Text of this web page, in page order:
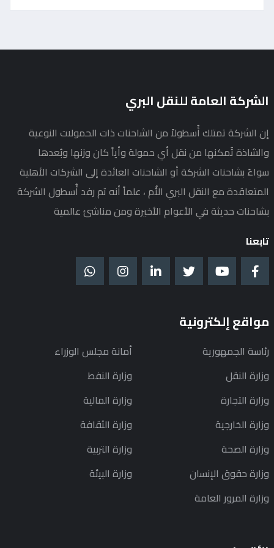
الشركة العامة للنقل البري
إن الشركة تمتلك أُسطولاً من الشاحنات ذات الحمولات النوعية
والشاذة تُمكنها من نقل أي حمولة وأياً كان وزنها وبُعدها
سواءً بشاحنات الشركة أو الشاحنات العائدة إلى الشركات الأهلية
المتعاقدة مع النقل البري الأُم ، علماً أنه تم رفد أُسطول الشركة
بشاحنات حديثة في الأعوام الأخيرة ومن مناشئ عالمية
تابعنا
مواقع إلكترونية
رئاسة الجمهورية
أمانة مجلس الوزراء
وزارة النقل
وزارة النفط
وزارة التجارة
وزارة المالية
وزارة الخارجية
وزارة الثقافة
وزارة الصحة
وزارة التربية
وزارة حقوق الإنسان
وزارة البيئة
وزارة المرور العامة